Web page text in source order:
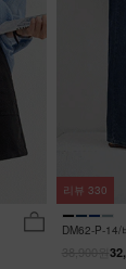
DM62-P-14/
리뷰 330